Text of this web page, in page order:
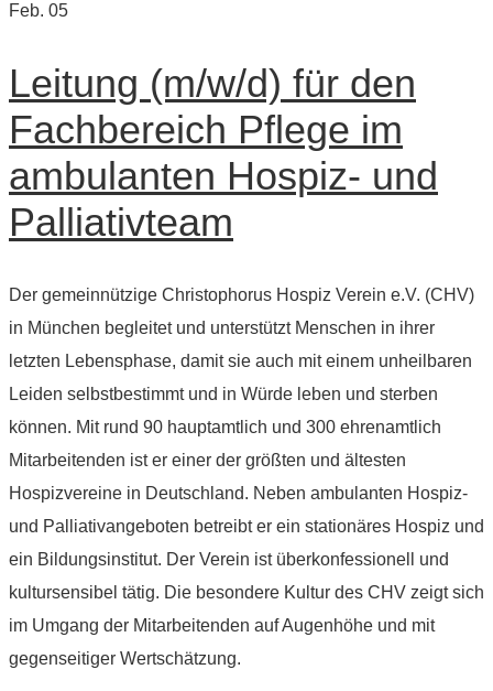
Feb. 05
Leitung (m/w/d) für den
Fachbereich Pflege im
ambulanten Hospiz- und
Palliativteam
Der gemeinnützige Christophorus Hospiz Verein e.V. (CHV)
in München begleitet und unterstützt Menschen in ihrer
letzten Lebensphase, damit sie auch mit einem unheilbaren
Leiden selbstbestimmt und in Würde leben und sterben
können. Mit rund 90 hauptamtlich und 300 ehrenamtlich
Mitarbeitenden ist er einer der größten und ältesten
Hospizvereine in Deutschland. Neben ambulanten Hospiz-
und Palliativangeboten betreibt er ein stationäres Hospiz und
ein Bildungsinstitut. Der Verein ist überkonfessionell und
kultursensibel tätig. Die besondere Kultur des CHV zeigt sich
im Umgang der Mitarbeitenden auf Augenhöhe und mit
gegenseitiger Wertschätzung.